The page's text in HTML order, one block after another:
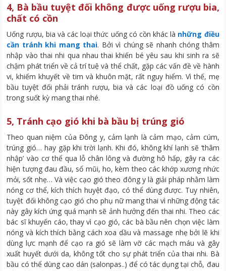
4, Bà bầu tuyệt đối không được uống rượu bia,
chất có cồn
Uống rượu, bia và các loại thức uống có cồn khác là những điều
cần tránh khi mang thai. Bởi vì chúng sẽ nhanh chóng thâm
nhập vào thai nhi qua nhau thai khiến bé yêu sau khi sinh ra sẽ
chậm phát triển về cả trí tuệ và thể chất, gặp các vấn đề về hành
vi, khiếm khuyết về tim và khuôn mặt, rất nguy hiểm. Vì thế, mẹ
bầu tuyệt đối phải tránh rượu, bia và các loại đồ uống có cồn
trong suốt kỳ mang thai nhé.
5, Tránh cạo gió khi bà bầu bị trúng gió
Theo quan niệm của Đông y, cảm lạnh là cảm mạo, cảm cúm,
trúng gió… hay gặp khi trời lạnh. Khi đó, không khí lạnh sẽ ‘thâm
nhập’ vào cơ thể qua lỗ chân lông và đường hô hấp, gây ra các
hiện tượng đau đầu, sổ mũi, ho, kèm theo các khớp xương nhức
mỏi, sốt nhẹ… Và việc cạo gió theo đông y là giải pháp nhằm làm
nóng cơ thể, kích thích huyệt đạo, có thể dùng được. Tuy nhiên,
tuyệt đối không cạo gió cho phụ nữ mang thai vì những động tác
này gây kích ứng quá mạnh sẽ ảnh hưởng đến thai nhi. Theo các
bác sĩ khuyến cáo, thay vì cạo gió, các bà bầu nên chọn việc làm
nóng và kích thích bằng cách xoa dầu và massage nhẹ bởi lẽ khi
dùng lực mạnh để cạo ra gió sẽ làm vỡ các mạch máu và gây
xuất huyết dưới da, không tốt cho sự phát triển của thai nhi. Bà
bầu có thể dùng cao dán (salonpas..) để có tác dụng tại chỗ, đau